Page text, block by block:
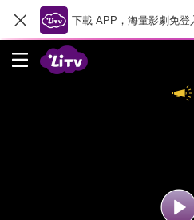
下載 APP，海量影劇免登